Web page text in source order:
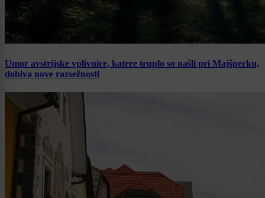
Umor avstrijske vplivnice, katere truplo so našli pri Majšperku,
dobiva nove razsežnosti